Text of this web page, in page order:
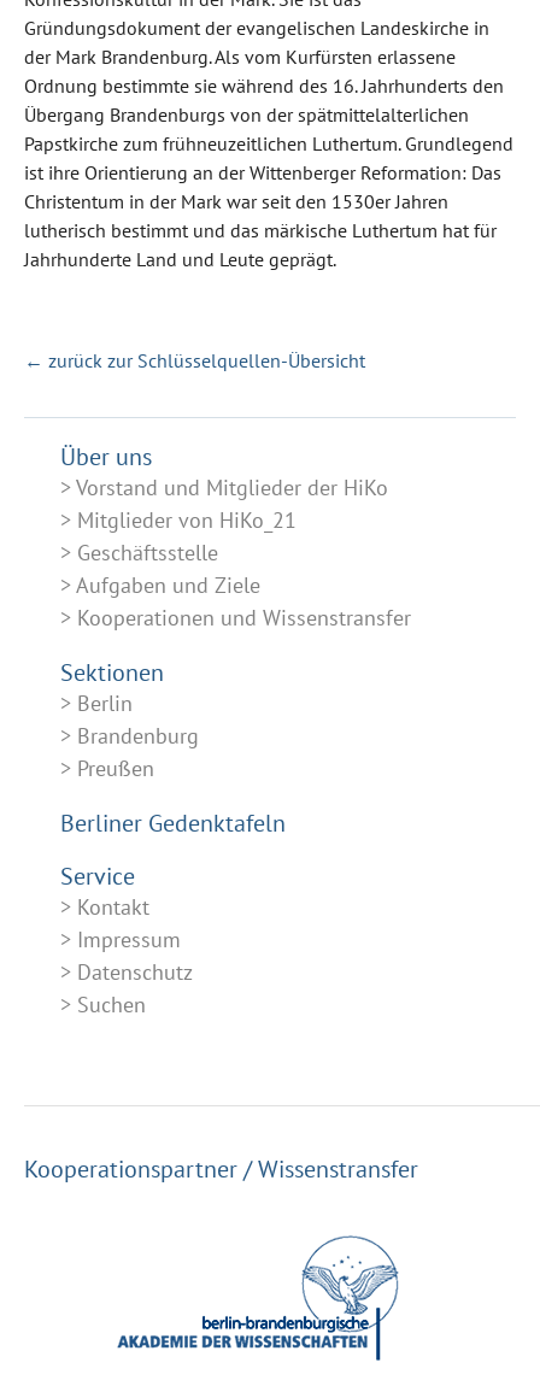
Gründungsdokument der evangelischen Landeskirche in
der Mark Brandenburg. Als vom Kurfürsten erlassene
Ordnung bestimmte sie während des 16. Jahrhunderts den
Übergang Brandenburgs von der spätmittelalterlichen
Papstkirche zum frühneuzeitlichen Luthertum. Grundlegend
ist ihre Orientierung an der Wittenberger Reformation: Das
Christentum in der Mark war seit den 1530er Jahren
lutherisch bestimmt und das märkische Luthertum hat für
Jahrhunderte Land und Leute geprägt.
← zurück zur Schlüsselquellen-Übersicht
Über uns
Vorstand und Mitglieder der HiKo
Mitglieder von HiKo_21
Geschäftsstelle
Aufgaben und Ziele
Kooperationen und Wissenstransfer
Sektionen
Berlin
Brandenburg
Preußen
Berliner Gedenktafeln
Service
Kontakt
Impressum
Datenschutz
Suchen
Kooperationspartner / Wissenstransfer